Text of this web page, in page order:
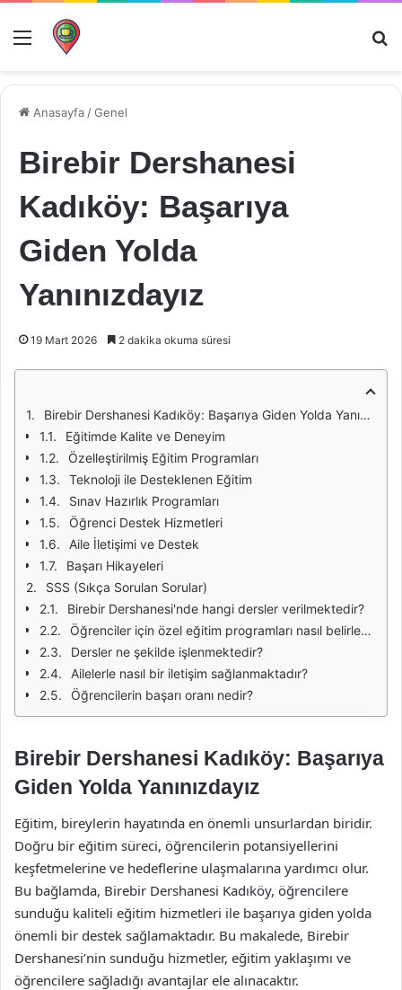
Menü
Anasayfa /Genel
Birebir Dershanesi
Kadıköy: Başarıya
Giden Yolda
Yanınızdayız
19 Mart 2026 2 dakika okuma süresi
Birebir Dershanesi Kadıköy: Başarıya Giden Yolda Yanınızdayız
Eğitimde Kalite ve Deneyim
Özelleştirilmiş Eğitim Programları
Teknoloji ile Desteklenen Eğitim
Sınav Hazırlık Programları
Öğrenci Destek Hizmetleri
Aile İletişimi ve Destek
Başarı Hikayeleri
SSS (Sıkça Sorulan Sorular)
Birebir Dershanesi'nde hangi dersler verilmektedir?
Öğrenciler için özel eğitim programları nasıl belirlenmektedir?
Dersler ne şekilde işlenmektedir?
Ailelerle nasıl bir iletişim sağlanmaktadır?
Öğrencilerin başarı oranı nedir?
Birebir Dershanesi Kadıköy: Başarıya
Giden Yolda Yanınızdayız
Eğitim, bireylerin hayatında en önemli unsurlardan biridir.
Doğru bir eğitim süreci, öğrencilerin potansiyellerini
keşfetmelerine ve hedeflerine ulaşmalarına yardımcı olur.
Bu bağlamda, Birebir Dershanesi Kadıköy, öğrencilere
sunduğu kaliteli eğitim hizmetleri ile başarıya giden yolda
önemli bir destek sağlamaktadır. Bu makalede, Birebir
Dershanesi’nin sunduğu hizmetler, eğitim yaklaşımı ve
öğrencilere sağladığı avantajlar ele alınacaktır.